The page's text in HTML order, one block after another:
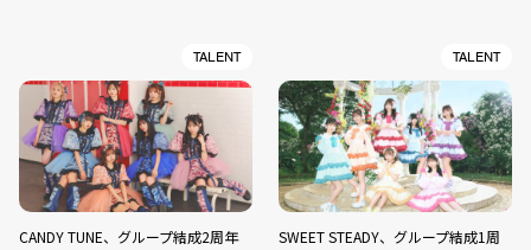
TALENT
CANDY TUNE、グループ結成2周年
TALENT
SWEET STEADY、グループ結成1周